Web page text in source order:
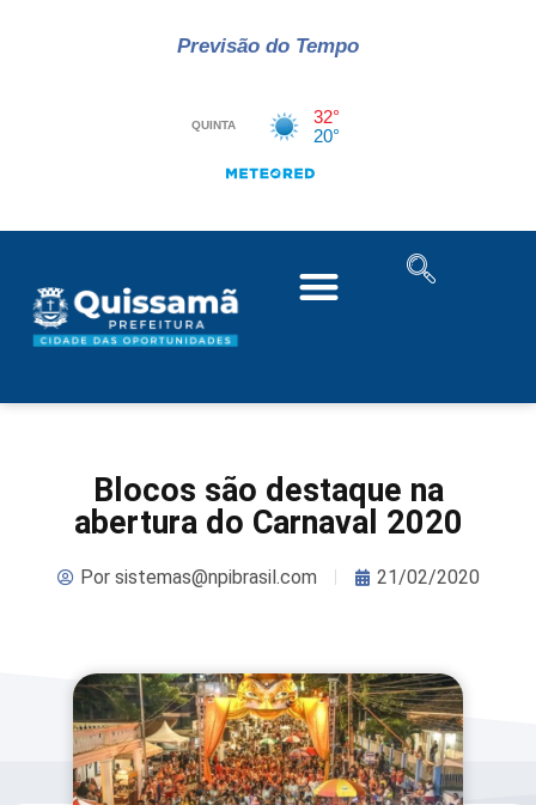
Previsão do Tempo
Blocos são destaque na
abertura do Carnaval 2020
Porsistemas@npibrasil.com 21/02/2020